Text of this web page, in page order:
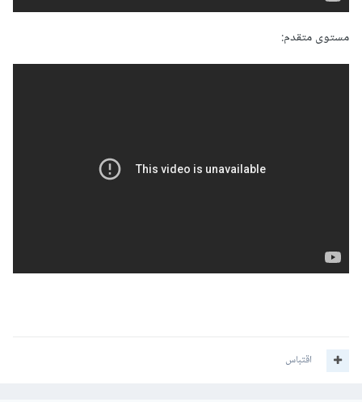
مستوى متقدم:
اقتباس